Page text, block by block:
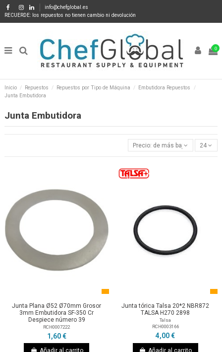
info@chefglobal.es
RECUERDE: los repuestos no tienen cambio ni devolución
0
Inicio Repuestos Repuestos por Tipo de Máquina
Embutidora Repuestos
Junta Embutidora
Junta Embutidora
Precio: de más bajo a más alto
24
Junta Plana Ø52 Ø70mm Grosor
3mm Embutidora SF-350 Cr
Despiece número 39
RCH0007222
1,60 €
Añadir al carrito
Junta tórica Talsa 20*2 NBR872
TALSA H270 2898
Talsa
RCH0003166
4,00 €
Añadir al carrito